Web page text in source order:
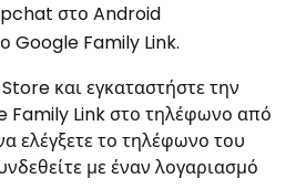
στο Android
Google Family Link.
και εγκαταστήστε την
Family Link στο τηλέφωνο από
ελέγξετε το τηλέφωνο του
με έναν λογαριασμό